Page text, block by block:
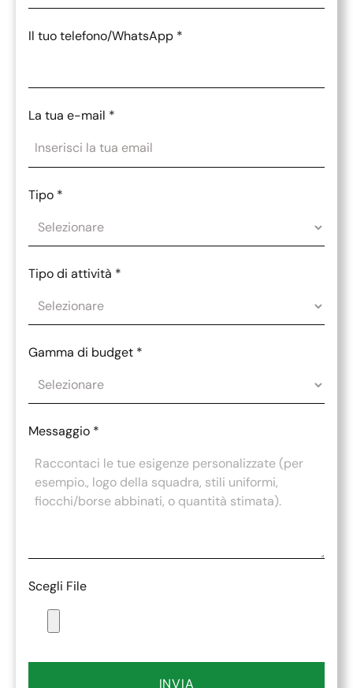
Il tuo telefono/WhatsApp *
La tua e-mail *
Tipo *
Tipo di attività *
Gamma di budget *
Messaggio *
Scegli File
INVIA